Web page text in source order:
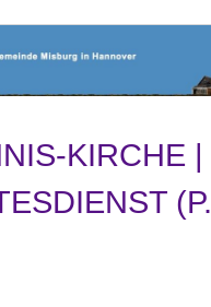
KIRCHE |
(P.